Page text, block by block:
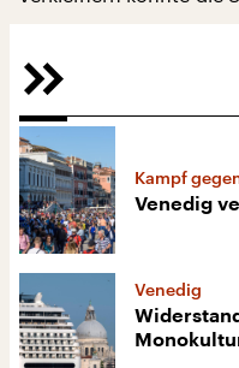
Kampf
Venedig
Venedig